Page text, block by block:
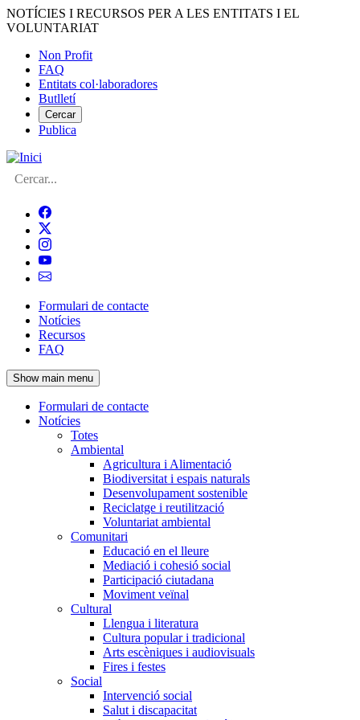
Vés
al
NOTÍCIES I RECURSOS PER A LES ENTITATS I EL
VOLUNTARIAT
Menú
del
compte
d'usuari
Non Profit
FAQ
Entitats col·laboradores
Butlletí
Cercar
Publica
Cerca
Navegació
principal
de
l'encapçalament
Formulari de contacte
Notícies
Recursos
FAQ
Show main menu
Navegació
principal
Formulari de contacte
Notícies
Totes
Ambiental
Agricultura i Alimentació
Biodiversitat i espais naturals
Desenvolupament sostenible
Reciclatge i reutilització
Voluntariat ambiental
Comunitari
Educació en el lleure
Mediació i cohesió social
Participació ciutadana
Moviment veïnal
Cultural
Llengua i literatura
Cultura popular i tradicional
Arts escèniques i audiovisuals
Fires i festes
Social
Intervenció social
Salut i discapacitat